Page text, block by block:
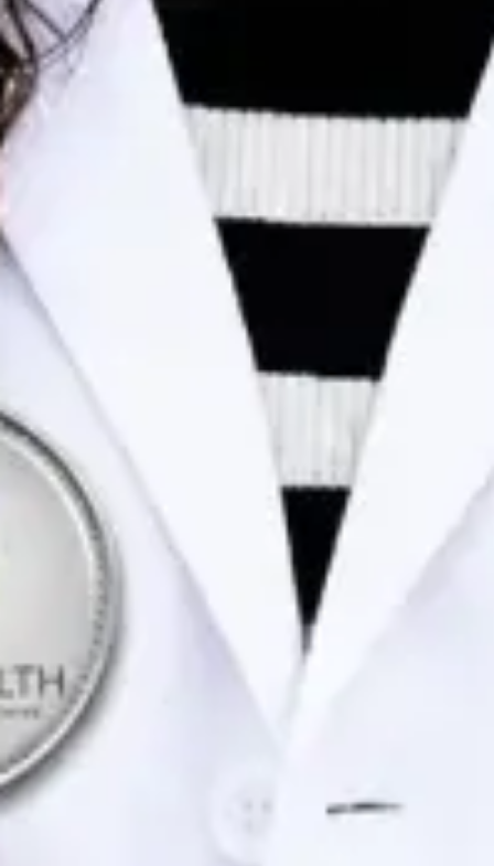
PT
Consulta de Pediatria
Dr Egas Moura
Registo
OM | 34823
Colégio Especialidade Pediatria
Portuguese, English
Marcar consulta
Dra. Joana Branco Maia — General Practitioner / Psychologist,
Global Health Portugal Dra. Joana Branco Maia — General
Practitioner / Psychologist at Global Health Portugal. Book an
online video consultation.
PT
Consulta de Psicologia
Dra. Joana Branco Maia